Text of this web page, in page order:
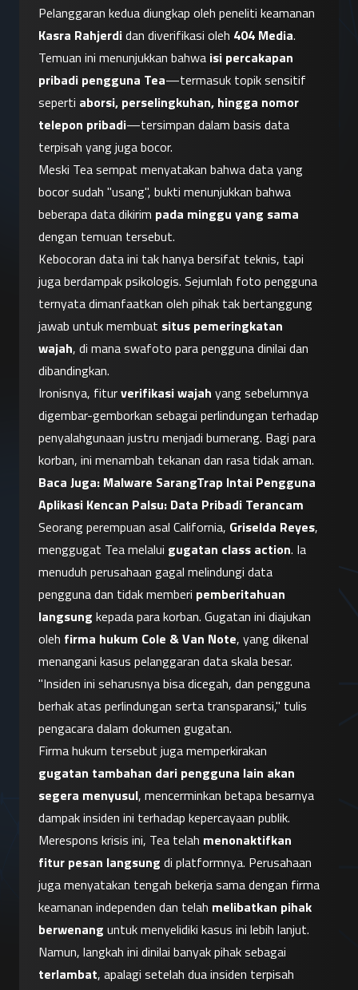
Kasra Rahjerdi dan diverifikasi oleh 404 Media.
Temuan ini menunjukkan bahwa isi percakapan
pribadi pengguna Tea—termasuk topik sensitif
seperti aborsi, perselingkuhan, hingga nomor
telepon pribadi—tersimpan dalam basis data
terpisah yang juga bocor.
Meski Tea sempat menyatakan bahwa data yang
bocor sudah "usang", bukti menunjukkan bahwa
beberapa data dikirim pada minggu yang sama
dengan temuan tersebut.
Kebocoran data ini tak hanya bersifat teknis, tapi
juga berdampak psikologis. Sejumlah foto pengguna
ternyata dimanfaatkan oleh pihak tak bertanggung
jawab untuk membuat situs pemeringkatan
wajah, di mana swafoto para pengguna dinilai dan
dibandingkan.
Ironisnya, fitur verifikasi wajah yang sebelumnya
digembar-gemborkan sebagai perlindungan terhadap
penyalahgunaan justru menjadi bumerang. Bagi para
korban, ini menambah tekanan dan rasa tidak aman.
Baca Juga: Malware SarangTrap Intai Pengguna
Aplikasi Kencan Palsu: Data Pribadi Terancam
Seorang perempuan asal California, Griselda Reyes,
menggugat Tea melalui gugatan class action. Ia
menuduh perusahaan gagal melindungi data
pengguna dan tidak memberi pemberitahuan
langsung kepada para korban. Gugatan ini diajukan
oleh firma hukum Cole & Van Note, yang dikenal
menangani kasus pelanggaran data skala besar.
"Insiden ini seharusnya bisa dicegah, dan pengguna
berhak atas perlindungan serta transparansi," tulis
pengacara dalam dokumen gugatan.
gugatan tambahan dari pengguna lain akan
segera menyusul, mencerminkan betapa besarnya
dampak insiden ini terhadap kepercayaan publik.
Merespons krisis ini, Tea telah menonaktifkan
fitur pesan langsung di platformnya. Perusahaan
juga menyatakan tengah bekerja sama dengan firma
keamanan independen dan telah melibatkan pihak
berwenang untuk menyelidiki kasus ini lebih lanjut.
terlambat, apalagi setelah dua insiden terpisah